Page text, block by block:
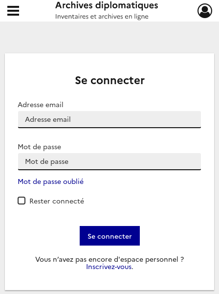
Archives diplomatiques
Ouvrir le menu déroulant
Se connecter
Adresse email
Mot de passe
Mot de passe oublié
Rester connecté
Se connecter
Vous n’avez pas encore d'espace personnel ?
Inscrivez-vous.